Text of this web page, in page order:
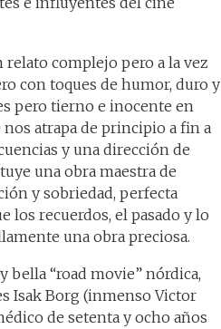
complejo pero a la vez
con toques de humor, duro y
pero tierno e inocente en
atrapa de principio a fin a
y una dirección de
una obra maestra de
y sobriedad, perfecta
los recuerdos, el pasado y lo
una obra preciosa.
bella “road movie” nórdica,
Isak Borg (inmenso Victor
de setenta y ocho años